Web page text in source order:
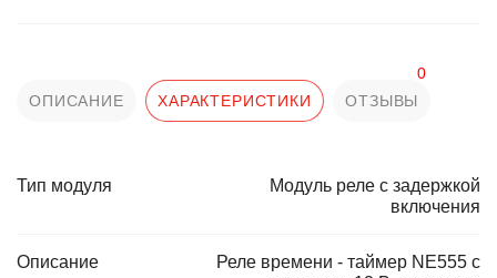
ОПИСАНИЕ ХАРАКТЕРИСТИКИ ОТЗЫВЫ
0
Тип модуля
Модуль реле с задержкой
включения
Описание
Реле времени - таймер NE555 с